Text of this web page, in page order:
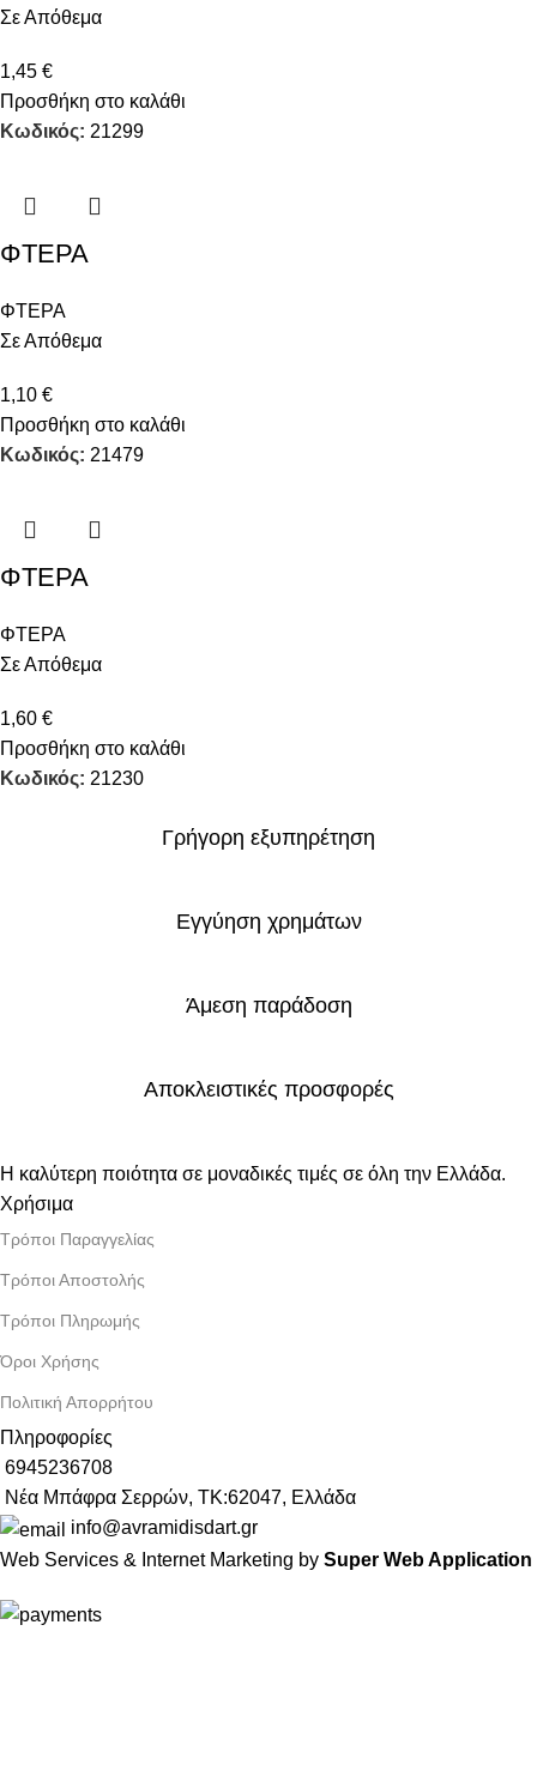
Σε Απόθεμα
1,45 €
Προσθήκη στο καλάθι
Κωδικός: 21299
ΦΤΕΡΑ
ΦΤΕΡΑ
Σε Απόθεμα
1,10 €
Προσθήκη στο καλάθι
Κωδικός: 21479
ΦΤΕΡΑ
ΦΤΕΡΑ
Σε Απόθεμα
1,60 €
Προσθήκη στο καλάθι
Κωδικός: 21230
Γρήγορη εξυπηρέτηση
Εγγύηση χρημάτων
Άμεση παράδοση
Αποκλειστικές προσφορές
Η καλύτερη ποιότητα σε μοναδικές τιμές σε όλη την Ελλάδα.
Χρήσιμα
Τρόποι Παραγγελίας
Τρόποι Αποστολής
Τρόποι Πληρωμής
Όροι Χρήσης
Πολιτική Απορρήτου
Πληροφορίες
6945236708
Νέα Μπάφρα Σερρών, ΤΚ:62047, Ελλάδα
info@avramidisdart.gr
Web Services & Internet Marketing by Super Web Application